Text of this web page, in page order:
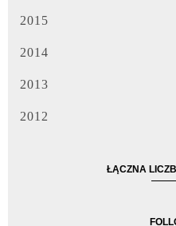
2015
2014
2013
2012
ŁĄCZNA